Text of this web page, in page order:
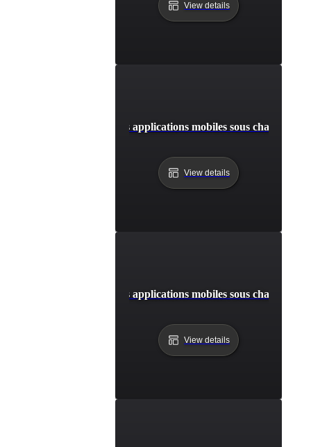
View details
Capacité de test pour les applications mobiles sous charge
View details
Capacité de test pour les applications mobiles sous charge
View details